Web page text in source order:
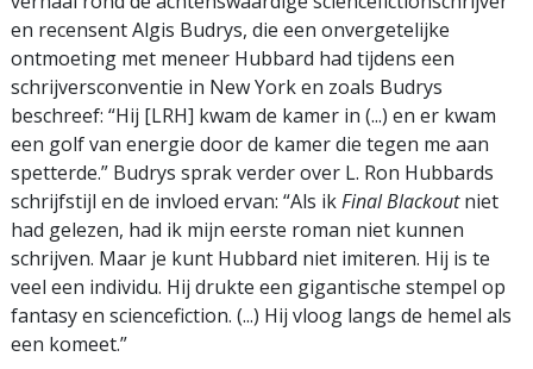
en recensent Algis Budrys, die een onvergetelijke
ontmoeting met meneer Hubbard had tijdens een
schrijversconventie in New York en zoals Budrys
beschreef: “Hij [LRH] kwam de kamer in (...) en er kwam
een golf van energie door de kamer die tegen me aan
spetterde.” Budrys sprak verder over L. Ron Hubbards
schrijfstijl en de invloed ervan: “Als ikFinal Blackoutniet
had gelezen, had ik mijn eerste roman niet kunnen
schrijven. Maar je kunt Hubbard niet imiteren. Hij is te
veel een individu. Hij drukte een gigantische stempel op
fantasy en sciencefiction. (...) Hij vloog langs de hemel als
een komeet.”